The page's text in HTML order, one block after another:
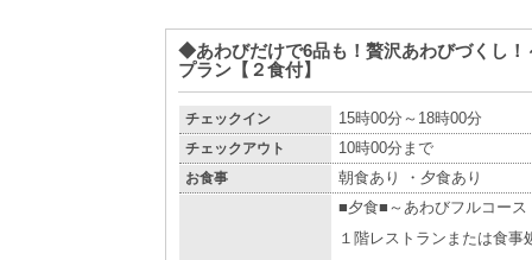
◆あわびだけで6品も！贅沢あわびづくし！
プラン【２食付】
チェックイン 15時00分～18時00分
チェックアウト 10時00分まで
お食事 朝食あり ・夕食あり
■夕食■～あわびフルコース
１階レストランまたは食事